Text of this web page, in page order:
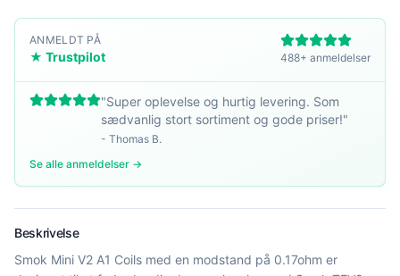
ANMELDT PÅ
★ Trustpilot 488+ anmeldelser
"Super oplevelse og hurtig levering. Som
sædvanlig stort sortiment og gode priser!"
- Thomas B.
Se alle anmeldelser →
Beskrivelse
Smok Mini V2 A1 Coils med en modstand på 0.17ohm er